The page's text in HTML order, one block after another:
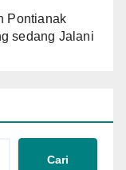
Pontianak
sedang Jalani
Cari